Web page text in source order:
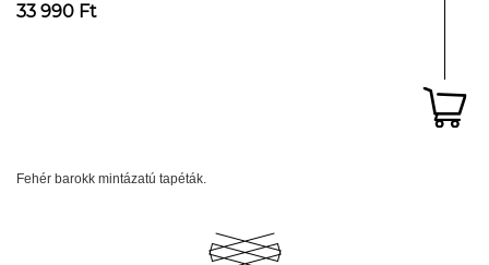
33 990 Ft
Fehér barokk mintázatú tapéták.